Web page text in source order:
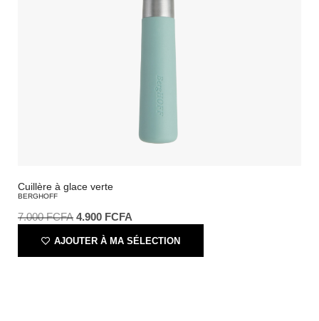
Cuillère à glace verte
BERGHOFF
7.000FCFA 4.900 FCFA
AJOUTER À MA SÉLECTION